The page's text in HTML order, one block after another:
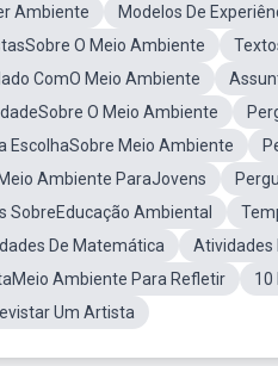
Ambiente
Modelos De
O Meio Ambiente
ComO Meio Ambiente
O Meio Ambiente
EscolhaSobre Meio Ambiente
Ambiente ParaJovens
SobreEducação Ambiental
De Matemática
Atividades
Ambiente Para Refletir
10
Um Artista